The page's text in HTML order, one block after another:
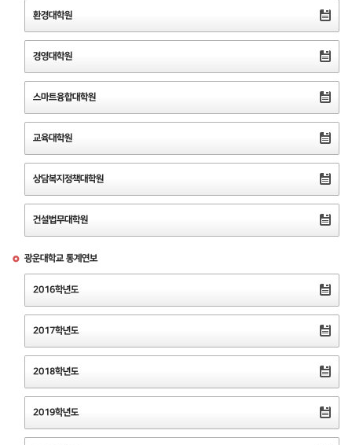
환경대학원
경영대학원
스마트융합대학원
교육대학원
상담복지정책대학원
건설법무대학원
광운대학교 통계연보
2016학년도
2017학년도
2018학년도
2019학년도